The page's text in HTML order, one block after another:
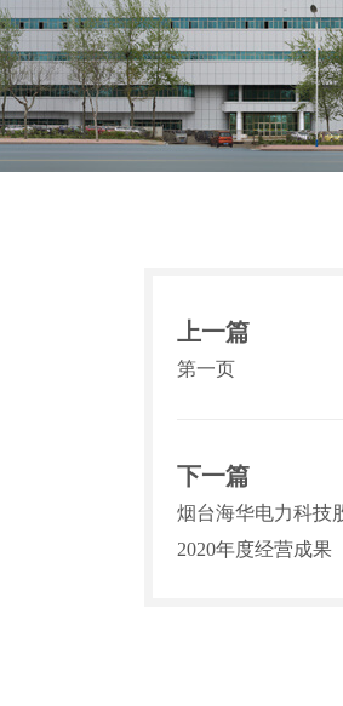
上一篇
第一页
下一篇
烟台海华电力科技
2020年度经营成果